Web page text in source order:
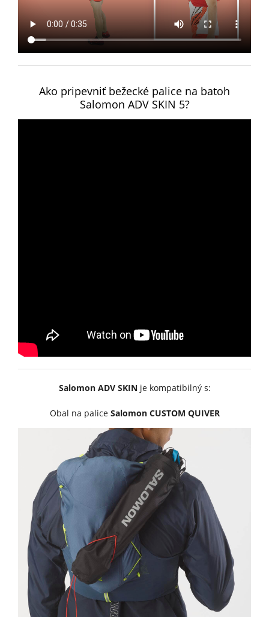
Ako pripevniť bežecké palice na batoh
Salomon ADV SKIN 5?
Salomon ADV SKINje kompatibilný s:
Obal na palice Salomon CUSTOM QUIVER